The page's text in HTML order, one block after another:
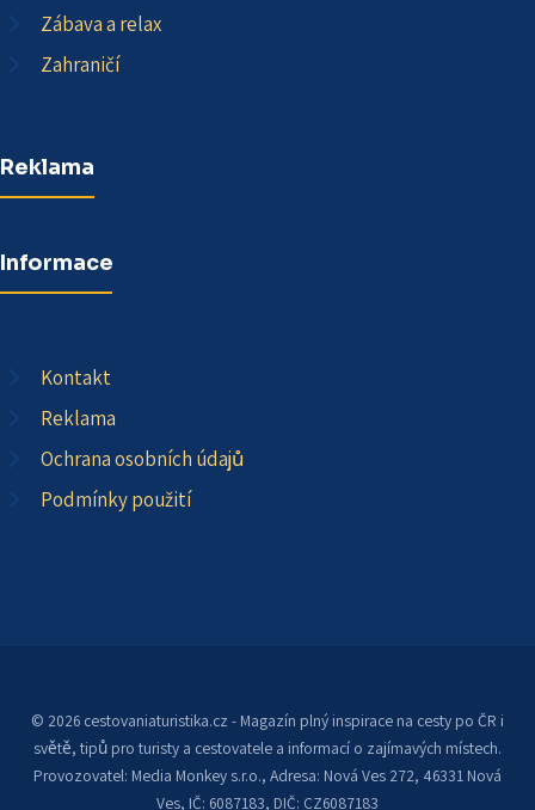
Zábava a relax
Zahraničí
Reklama
Informace
Kontakt
Reklama
Ochrana osobních údajů
Podmínky použití
© 2026 cestovaniaturistika.cz - Magazín plný inspirace na cesty po ČR i
světě, tipů pro turisty a cestovatele a informací o zajímavých místech.
Provozovatel: Media Monkey s.r.o., Adresa: Nová Ves 272, 46331 Nová
Ves, IČ: 6087183, DIČ: CZ6087183